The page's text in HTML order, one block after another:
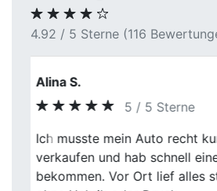
4.92 / 5 Sterne (116
Ralf Steiner
5 / 5 Sterne
Supi gelaufen, sind echt sehr
gerne wieder.